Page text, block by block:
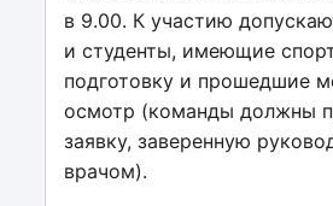
в 9.00. К участию
и студенты, имеющие
подготовку и прошедшие
осмотр (команды должны
заявку, заверенную
врачом).